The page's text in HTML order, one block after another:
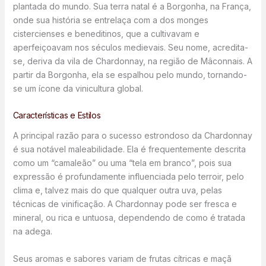
plantada do mundo. Sua terra natal é a Borgonha, na França,
onde sua história se entrelaça com a dos monges
cistercienses e beneditinos, que a cultivavam e
aperfeiçoavam nos séculos medievais. Seu nome, acredita-
se, deriva da vila de Chardonnay, na região de Mâconnais. A
partir da Borgonha, ela se espalhou pelo mundo, tornando-
se um ícone da vinicultura global.
Características e Estilos
A principal razão para o sucesso estrondoso da Chardonnay
é sua notável maleabilidade. Ela é frequentemente descrita
como um “camaleão” ou uma “tela em branco”, pois sua
expressão é profundamente influenciada pelo terroir, pelo
clima e, talvez mais do que qualquer outra uva, pelas
técnicas de vinificação. A Chardonnay pode ser fresca e
mineral, ou rica e untuosa, dependendo de como é tratada
na adega.
Seus aromas e sabores variam de frutas cítricas e maçã